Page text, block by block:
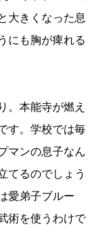
大きくなった息
にも胸が痺れる
。本能寺が燃え
す。学校では毎
マンの息子なん
てるのでしょう
愛弟子ブルー
術を使うわけで